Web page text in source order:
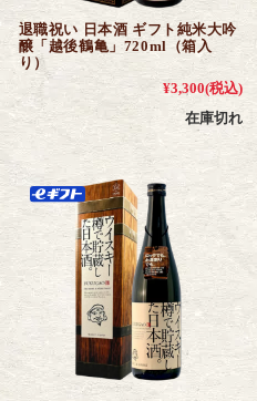
退職祝い 日本酒 ギフト純米大吟
醸「越後鶴亀」720ml（箱入
り）
¥3,300(税込)
在庫切れ